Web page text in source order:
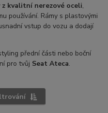
z kvalitní nerezové oceli,
používání. Rámy s plastovými
vstup do vozu a dodají
přední části nebo boční
pro tvůj Seat Ateca.